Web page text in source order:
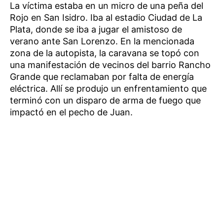
La víctima estaba en un micro de una peña del
Rojo en San Isidro. Iba al estadio Ciudad de La
Plata, donde se iba a jugar el amistoso de
verano ante San Lorenzo. En la mencionada
zona de la autopista, la caravana se topó con
una manifestación de vecinos del barrio Rancho
Grande que reclamaban por falta de energía
eléctrica. Allí se produjo un enfrentamiento que
terminó con un disparo de arma de fuego que
impactó en el pecho de Juan.